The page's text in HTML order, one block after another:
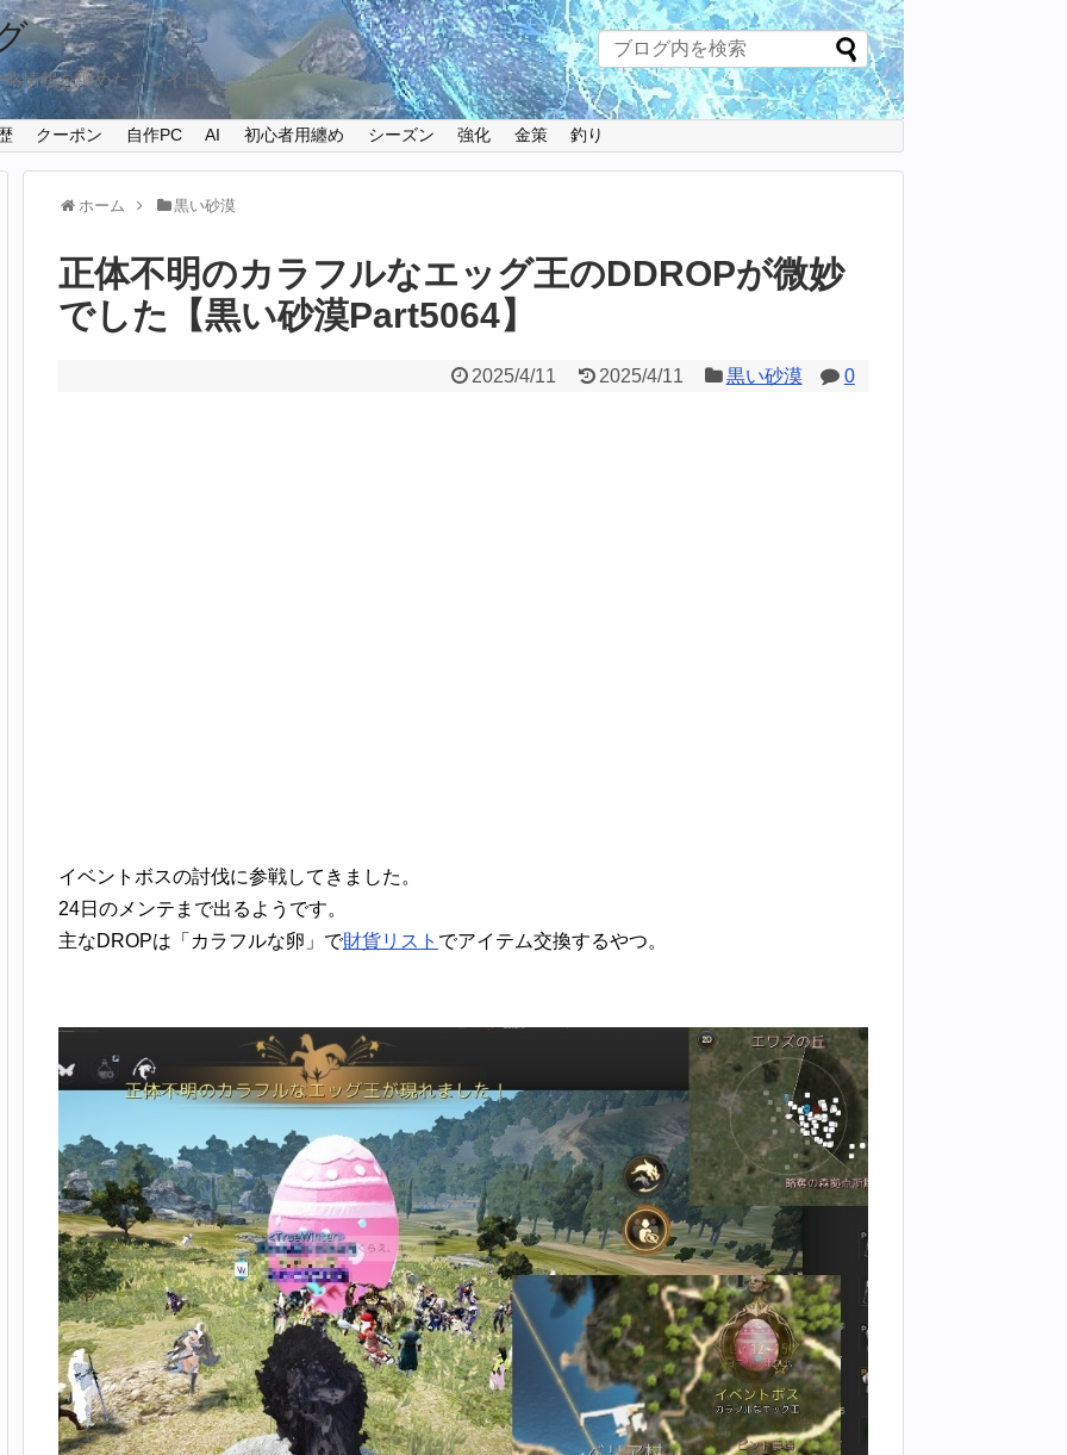
情報を纏めたプレイ日記
クーポン 自作PC AI 初心者用纏め シーズン 強化 金策 釣り
ホーム 黒い砂漠
正体不明のカラフルなエッグ王のDDROPが微妙
でした【黒い砂漠Part5064】
2025/4/11 2025/4/11 黒い砂漠 0
イベントボスの討伐に参戦してきました。
24日のメンテまで出るようです。
主なDROPは「カラフルな卵」で財貨リスト でアイテム交換するやつ。